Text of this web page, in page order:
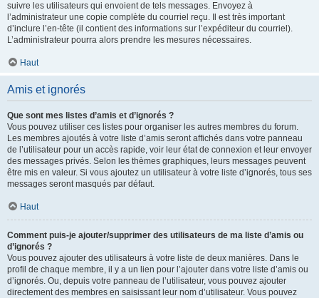
suivre les utilisateurs qui envoient de tels messages. Envoyez à
l’administrateur une copie complète du courriel reçu. Il est très important
d’inclure l’en-tête (il contient des informations sur l’expéditeur du courriel).
L’administrateur pourra alors prendre les mesures nécessaires.
Haut
Amis et ignorés
Que sont mes listes d’amis et d’ignorés ?
Vous pouvez utiliser ces listes pour organiser les autres membres du forum.
Les membres ajoutés à votre liste d’amis seront affichés dans votre panneau
de l’utilisateur pour un accès rapide, voir leur état de connexion et leur envoyer
des messages privés. Selon les thèmes graphiques, leurs messages peuvent
être mis en valeur. Si vous ajoutez un utilisateur à votre liste d’ignorés, tous ses
messages seront masqués par défaut.
Haut
Comment puis-je ajouter/supprimer des utilisateurs de ma liste d’amis ou
d’ignorés ?
Vous pouvez ajouter des utilisateurs à votre liste de deux manières. Dans le
profil de chaque membre, il y a un lien pour l’ajouter dans votre liste d’amis ou
d’ignorés. Ou, depuis votre panneau de l’utilisateur, vous pouvez ajouter
directement des membres en saisissant leur nom d’utilisateur. Vous pouvez